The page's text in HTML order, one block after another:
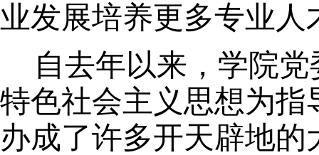
业发展培养更多专业 人
自去年以来，学院
特色社会主义思想为指
办成了许多开天辟地